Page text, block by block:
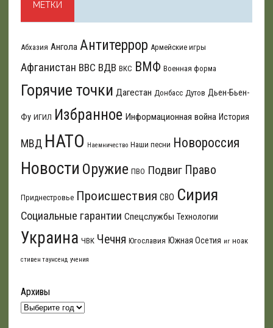
МЕТКИ
Абхазия Ангола Антитеррор Армейские игры
Афганистан ВВС ВДВ ВКС ВМФ Военная форма
Горячие точки Дагестан Донбасс Дутов Дьен-Бьен-
Фу ИГИЛ Избранное Информационная война История
МВД НАТО Наемничество Наши песни Новороссия
Новости Оружие ПВО Подвиг Право
Приднестровье Происшествия СВО Сирия
Социальные гарантии Спецслужбы Технологии
Украина ЧВК Чечня Югославия Южная Осетия иг ноак
стивен таунсенд учения
Архивы